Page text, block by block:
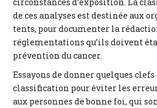
de ces analyses est destinée aux
tents, pour documenter la
réglementations qu’ils doivent
prévention du cancer.
Essayons de donner quelques
classification pour éviter les
aux personnes de bonne foi, qui